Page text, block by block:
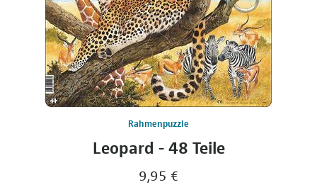
Rahmenpuzzle
Leopard - 48 Teile
9,95 €